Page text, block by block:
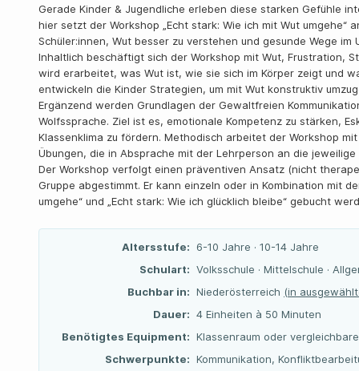
Gerade Kinder & Jugendliche erleben diese starken Gefühle
hier setzt der Workshop „Echt stark: Wie ich mit Wut umgehe“
Schüler:innen, Wut besser zu verstehen und gesunde Wege im
Inhaltlich beschäftigt sich der Workshop mit Wut, Frustration,
wird erarbeitet, was Wut ist, wie sie sich im Körper zeigt und
entwickeln die Kinder Strategien, um mit Wut konstruktiv
Ergänzend werden Grundlagen der Gewaltfreien
Wolfssprache. Ziel ist es, emotionale Kompetenz zu stärken,
Klassenklima zu fördern. Methodisch arbeitet der Workshop
Übungen, die in Absprache mit der Lehrperson an die
Der Workshop verfolgt einen präventiven Ansatz (nicht
Gruppe abgestimmt. Er kann einzeln oder in Kombination mit
umgehe“ und „Echt stark: Wie ich glücklich bleibe“ gebucht
Altersstufe:
6-10 Jahre · 10-14 Jahre
Schulart: Volksschule · Mittelschule ·
Buchbar in: Niederösterreich (in
Dauer: 4 Einheiten à 50 Minuten
Benötigtes Equipment: Klassenraum oder
Schwerpunkte: Kommunikation,